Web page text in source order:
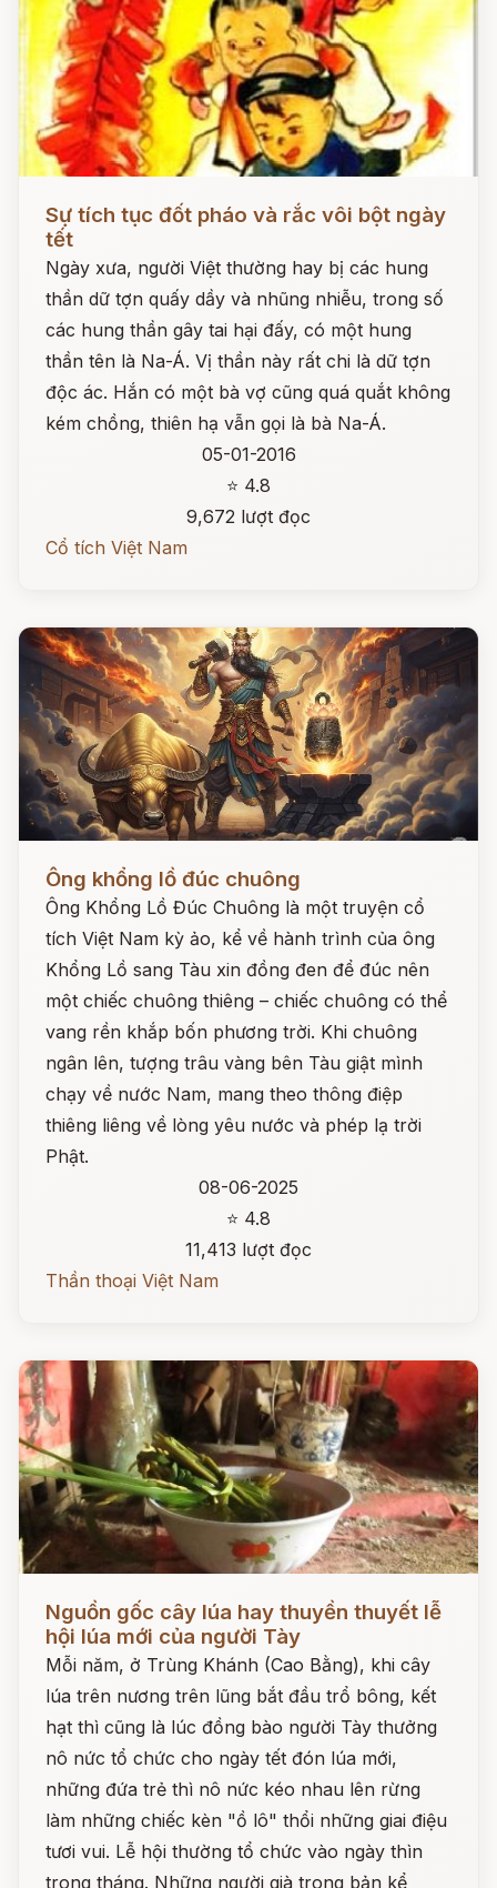
Sự tích tục đốt pháo và rắc vôi bột ngày
tết
Ngày xưa, người Việt thường hay bị các hung
thần dữ tợn quấy dầy và nhũng nhiễu, trong số
các hung thần gây tai hại đấy, có một hung
thần tên là Na-Á. Vị thần này rất chi là dữ tợn
độc ác. Hắn có một bà vợ cũng quá quắt không
kém chồng, thiên hạ vẫn gọi là bà Na-Á.
05-01-2016
⭐ 4.8
9,672 lượt đọc
Cổ tích Việt Nam
Đọc ngay
Ông khổng lồ đúc chuông
Ông Khổng Lồ Đúc Chuông là một truyện cổ
tích Việt Nam kỳ ảo, kể về hành trình của ông
Khổng Lồ sang Tàu xin đồng đen để đúc nên
một chiếc chuông thiêng – chiếc chuông có thể
vang rền khắp bốn phương trời. Khi chuông
ngân lên, tượng trâu vàng bên Tàu giật mình
chạy về nước Nam, mang theo thông điệp
thiêng liêng về lòng yêu nước và phép lạ trời
Phật.
08-06-2025
⭐ 4.8
11,413 lượt đọc
Thần thoại Việt Nam
Đọc ngay
Nguồn gốc cây lúa hay thuyền thuyết lễ
hội lúa mới của người Tày
Mỗi năm, ở Trùng Khánh (Cao Bằng), khi cây
lúa trên nương trên lũng bắt đầu trổ bông, kết
hạt thì cũng là lúc đồng bào người Tày thưởng
nô nức tổ chức cho ngày tết đón lúa mới,
những đứa trẻ thì nô nức kéo nhau lên rừng
làm những chiếc kèn "ồ lô" thổi những giai điệu
tươi vui. Lễ hội thường tổ chức vào ngày thìn
trong tháng. Những người già trong bản kể